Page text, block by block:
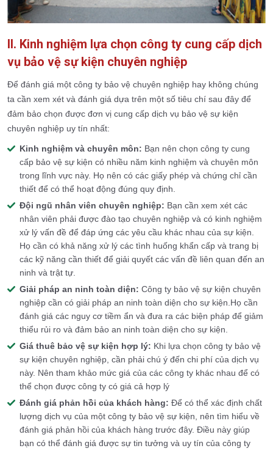
II. Kinh nghiệm lựa chọn công ty cung cấp dịch
vụ bảo vệ sự kiện chuyên nghiệp
Để đánh giá một công ty bảo vệ chuyên nghiệp hay không chúng
ta cần xem xét và đánh giá dựa trên một số tiêu chí sau đây để
đảm bảo chọn được đơn vị cung cấp dịch vụ bảo vệ sự kiện
chuyên nghiệp uy tín nhất:
Kinh nghiệm và chuyên môn: Bạn nên chọn công ty cung
cấp bảo vệ sự kiện có nhiều năm kinh nghiệm và chuyên môn
trong lĩnh vực này. Họ nên có các giấy phép và chứng chỉ cần
thiết để có thể hoạt động đúng quy định.
Đội ngũ nhân viên chuyên nghiệp: Bạn cần xem xét các
nhân viên phải được đào tạo chuyên nghiệp và có kinh nghiệm
xử lý vấn đề để đáp ứng các yêu cầu khác nhau của sự kiện.
Họ cần có khả năng xử lý các tình huống khẩn cấp và trang bị
các kỹ năng cần thiết để giải quyết các vấn đề liên quan đến an
ninh và trật tự.
Giải pháp an ninh toàn diện: Công ty bảo vệ sự kiện chuyên
nghiệp cần có giải pháp an ninh toàn diện cho sự kiện.Họ cần
đánh giá các nguy cơ tiềm ẩn và đưa ra các biện pháp để giảm
thiểu rủi ro và đảm bảo an ninh toàn diện cho sự kiện.
Giá thuê bảo vệ sự kiện hợp lý: Khi lựa chọn công ty bảo vệ
sự kiện chuyên nghiệp, cần phải chú ý đến chi phí của dịch vụ
này. Nên tham khảo mức giá của các công ty khác nhau để có
thể chọn được công ty có giá cả hợp lý
Đánh giá phản hồi của khách hàng: Để có thể xác định chất
lượng dịch vụ của một công ty bảo vệ sự kiện, nên tìm hiểu về
đánh giá phản hồi của khách hàng trước đây. Điều này giúp
bạn có thể đánh giá được sự tin tưởng và uy tín của công ty